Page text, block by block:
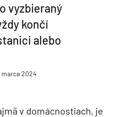
vyzbieraný
končí
alebo
marca 2024
v domácnostiach, je